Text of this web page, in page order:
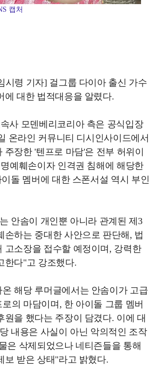
캡처
시령 기자] 걸그룹 다이아 출신 가수
에 대한 법적대응을 알렸다.
사 모덴베리코리아 측은 공식입장
온라인 커뮤니티 디시인사이드에서
주장한 '텐프로 마담'은 전부 허위이
예훼손이자 인격권 침해에 해당한
돌 멤버에 대한 스폰서설 역시 부인
안솜이 개인뿐 아니라 관계된 제3
손하는 중대한 사안으로 판단해, 법
고소장을 접수할 예정이며, 강력한
한다"고 강조했다.
해당 루머글에서는 안솜이가 고급
의 마담이며, 한 아이돌 그룹 멤버
원을 했다는 주장이 담겼다. 이에 대
내용은 사실이 아닌 악의적인 조작
은 삭제되었으나 네티즌들을 통해
보 받은 상태"라고 밝혔다.